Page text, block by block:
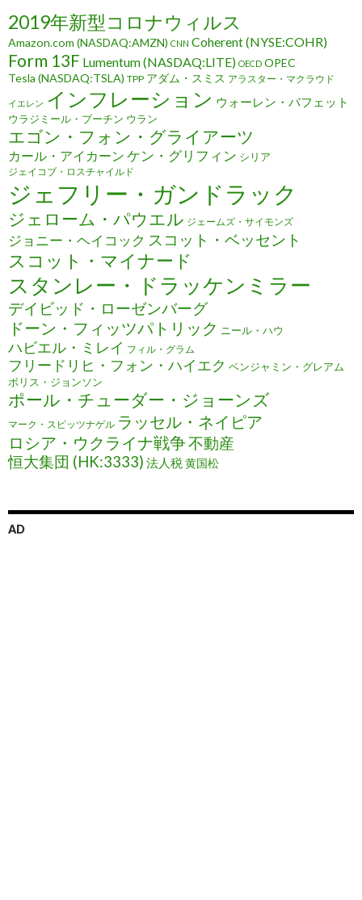
2019年新型コロナウィルス
Amazon.com (NASDAQ:AMZN) CNN Coherent (NYSE:COHR)
Form 13F Lumentum (NASDAQ:LITE) OECD OPEC
Tesla (NASDAQ:TSLA) TPP アダム・スミス アラスター・マクラウド
イエレン インフレーション ウォーレン・バフェット
ウラジミール・プーチン ウラン
エゴン・フォン・グライアーツ
カール・アイカーン ケン・グリフィン シリア
ジェイコブ・ロスチャイルド
ジェフリー・ガンドラック
ジェローム・パウエル ジェームズ・サイモンズ
ジョニー・ヘイコック スコット・ベッセント
スコット・マイナード
スタンレー・ドラッケンミラー
デイビッド・ローゼンバーグ
ドーン・フィッツパトリック ニール・ハウ
ハビエル・ミレイ フィル・グラム
フリードリヒ・フォン・ハイエク ベンジャミン・グレアム
ボリス・ジョンソン
ポール・チューダー・ジョーンズ
マーク・スピッツナゲル ラッセル・ネイピア
ロシア・ウクライナ戦争不動産
恒大集団 (HK:3333) 法人税黄国松
AD